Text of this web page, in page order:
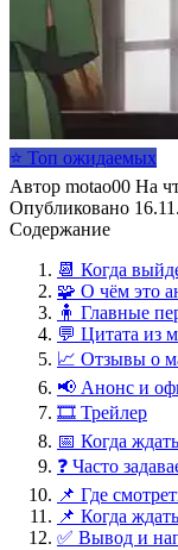
⭐ Топ ожидаемых
Автор motao00 На
Опубликовано
Содержание
📆 Когда
🧩 О чём это
🧍 Главные
💬 Цитата из
📈 Отзывы о
📢 Анонс и
🎞️ Трейлер
📅 Когда
❓ Часто
📌 Где
📌 Когда
✅ Вывод и